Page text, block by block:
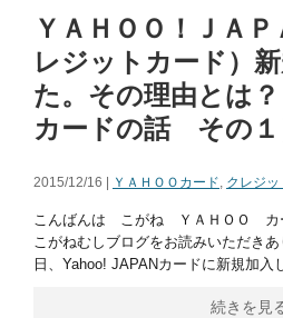
ＹＡＨＯＯ！ＪＡ
レジットカード）
た。その理由とは
カードの話 その１
2015/12/16 | ＹＡＨＯＯカード, クレジッ
こんばんは こがね ＹＡＨＯＯ
こがねむしブログをお読みいただき
日、Yahoo! JAPANカードに新規加入
続きを見